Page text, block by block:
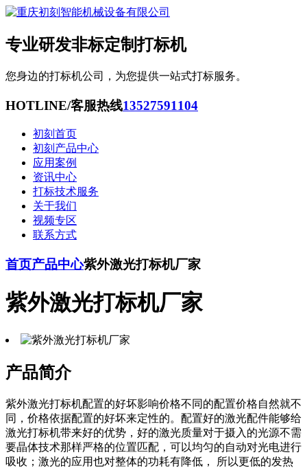
专业研发非标定制打标机
您身边的打标机公司，为您提供一站式打标服务。
HOTLINE/客服热线13527591104
初刻首页
初刻产品中心
应用案例
资讯中心
打标技术服务
关于我们
视频专区
联系方式
首页产品中心紫外激光打标机厂家
紫外激光打标机厂家
产品简介
紫外激光打标机配置的好坏影响价格不同的配置价格自然就不
同，价格依据配置的好坏来定性的。配置好的激光配件能够给
激光打标机带来好的优势，好的激光质量对于摄入的光源不需
要晶体技术那样严格的位置匹配，可以均匀的自动对光电进行
吸收；激光的应用也对整体的功耗有降低， 所以更低的发热